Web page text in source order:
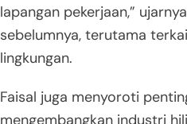
lapangan pekerjaan,”
sebelumnya, terutama
lingkungan.
Faisal juga menyoroti
mengembangkan industri